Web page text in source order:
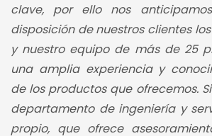
clave, por ello nos
disposición de nuestros clientes
y nuestro equipo de más de 25
una amplia experiencia y
de los productos que ofrecemos.
departamento de ingeniería y
propio, que ofrece